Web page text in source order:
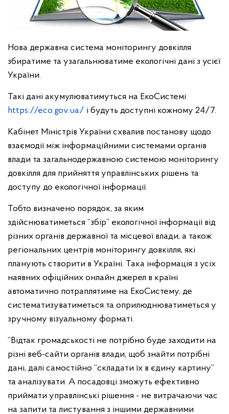
Нова державна система моніторингу довкілля
збиратиме та узагальнюватиме екологічні дані з усієї
України.
Такі дані акумулюватимуться на ЕкоСистемі
https://eco.gov.ua/ і будуть доступні кожному 24/7.
Кабінет Міністрів України схвалив постанову щодо
взаємодії між інформаційними системами органів
влади та загальнодержавною системою моніторингу
довкілля для прийняття управлінських рішень та
доступу до екологічної інформації.
Тобто визначено порядок, за яким
здійснюватиметься “збір” екологічної інформації від
різних органів державної та місцевої влади, а також
регіональних центрів моніторингу довкілля, які
планують створити в Україні. Така інформація з усіх
наявних офіційних онлайн джерел в країні
автоматично потраплятиме на ЕкоСистему, де
систематизуватиметься та оприлюднюватиметься у
зручному візуальному форматі.
“Відтак громадськості не потрібно буде заходити на
різні веб-сайти органів влади, щоб знайти потрібні
дані, далі самостійно “складати їх в єдину картину”
та аналізувати. А посадовці зможуть ефективно
приймати управлінські рішення - не витрачаючи час
на запити та листування з іншими державними